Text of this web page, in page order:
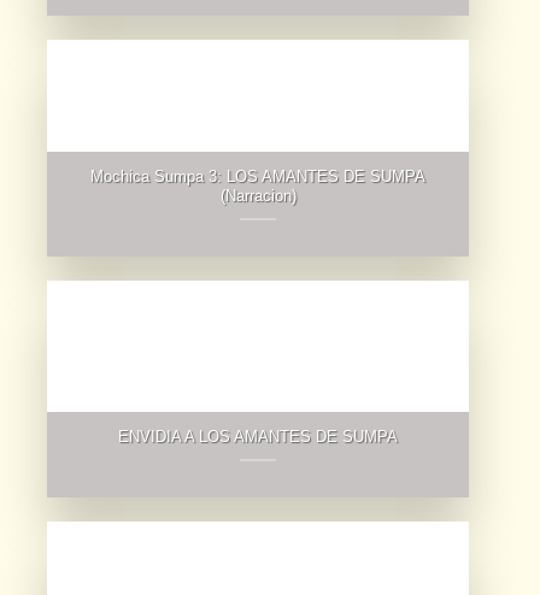
Mochica Sumpa 3: LOS AMANTES DE SUMPA
(Narracion)
ENVIDIA A LOS AMANTES DE SUMPA